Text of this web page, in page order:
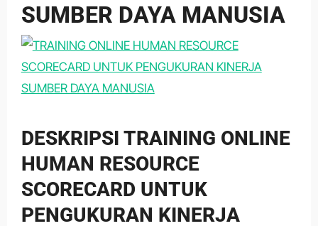
SUMBER DAYA MANUSIA
DESKRIPSI TRAINING ONLINE
HUMAN RESOURCE
SCORECARD UNTUK
PENGUKURAN KINERJA